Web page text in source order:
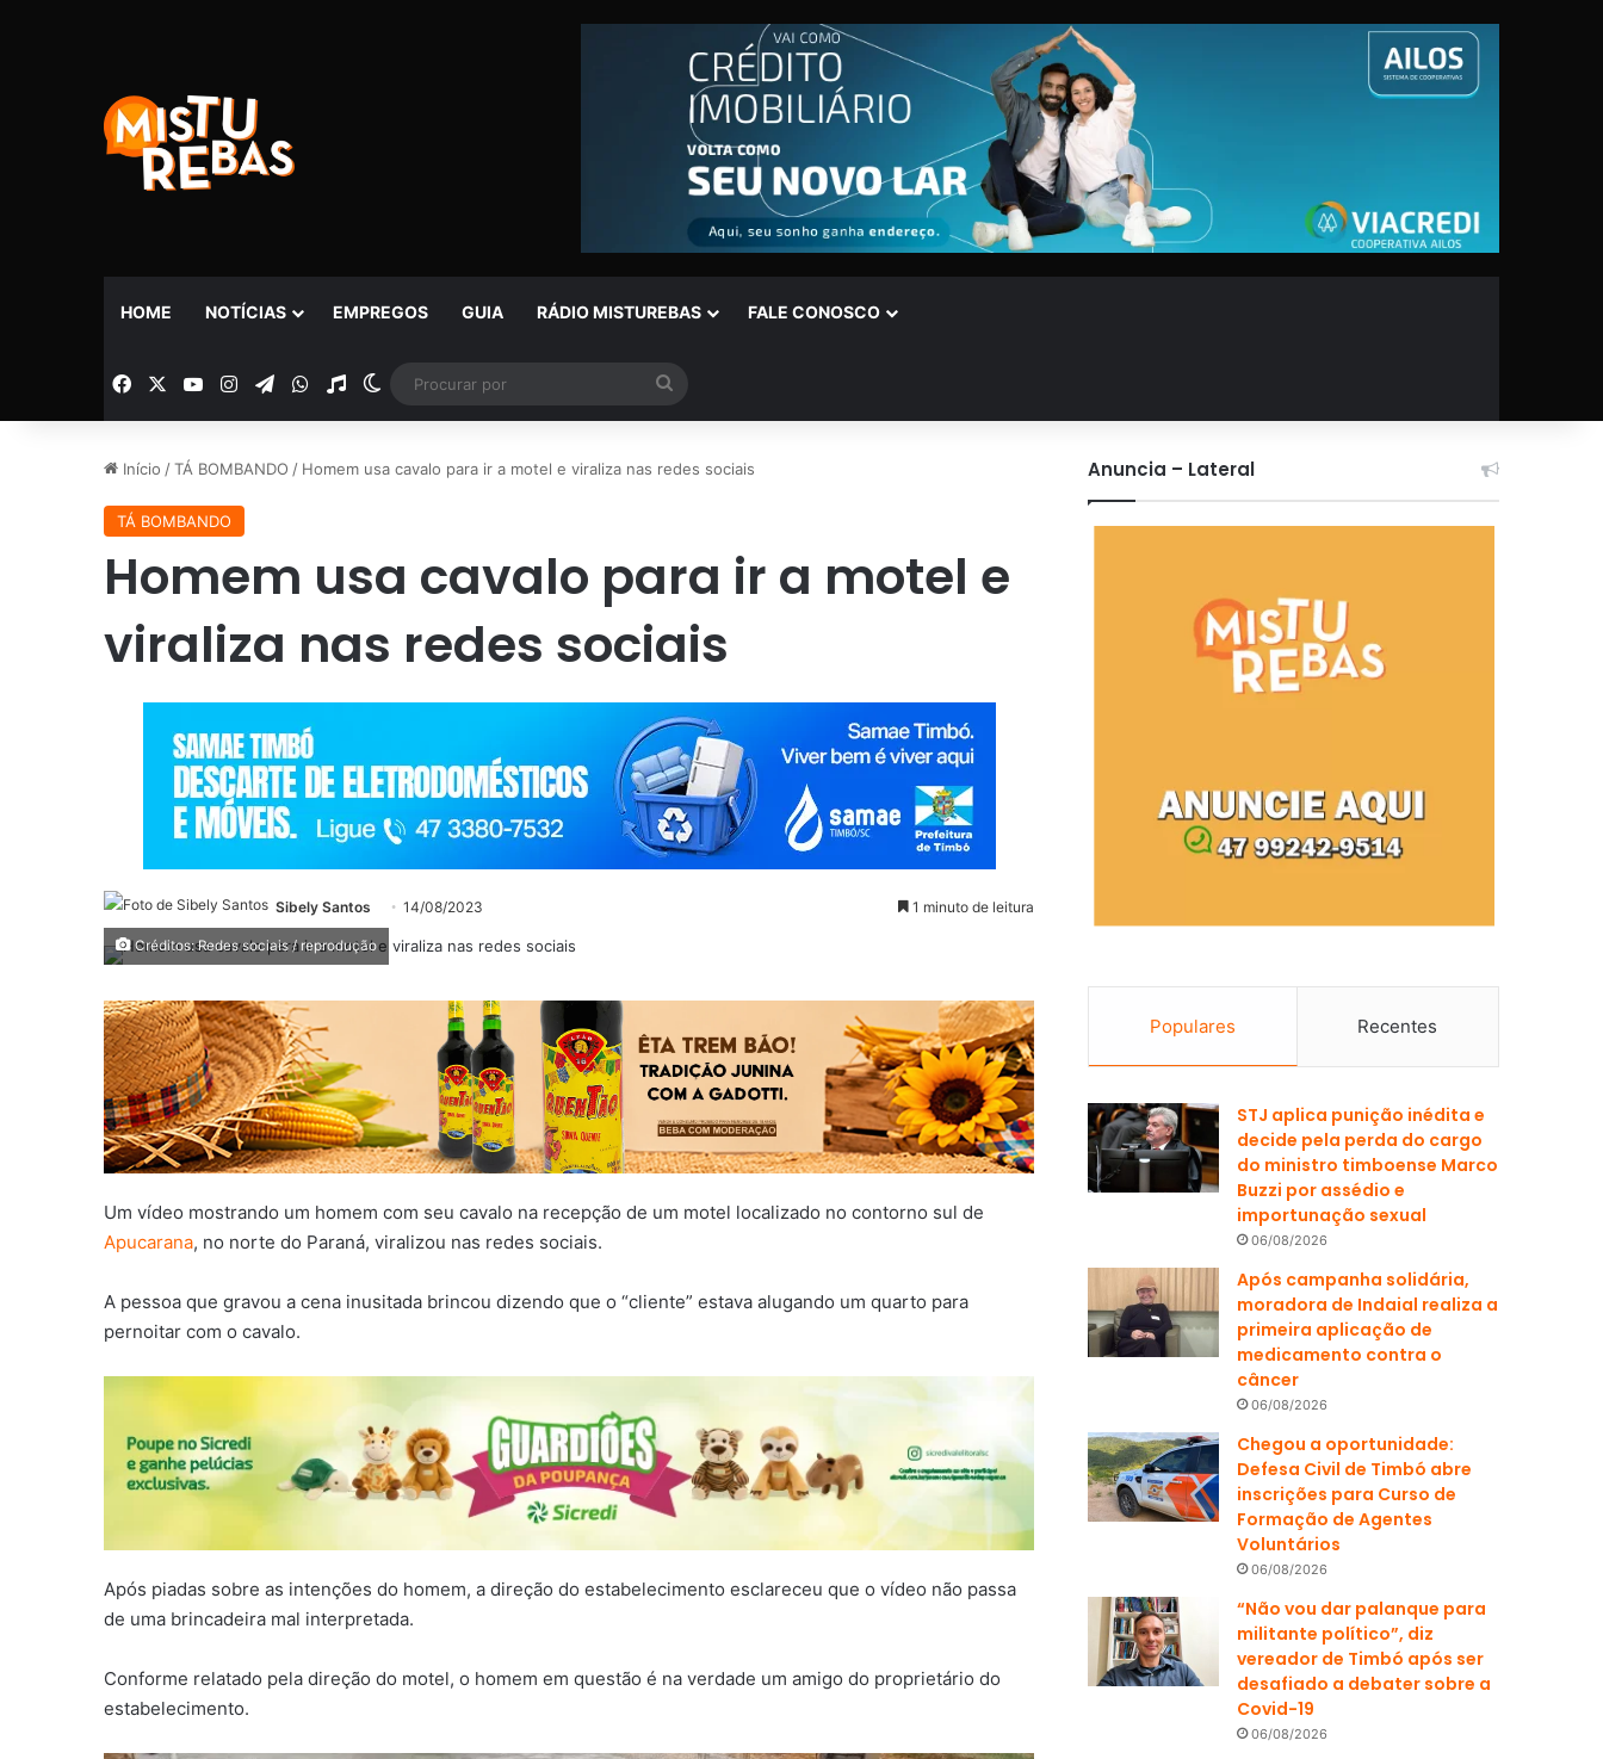
HOME NOTÍCIAS EMPREGOS GUIA RÁDIO MISTUREBAS FALE CONOSCO
Facebook YouTubeInstagramTelegramWhatsApp
Rádio Switch skin
por
Início /TÁ BOMBANDO / Homem usa cavalo para ir a motel e viraliza nas redes sociais
TÁ BOMBANDO
Homem usa cavalo para ir a motel e
viraliza nas redes sociais
Sibely Santos 14/08/2023 1 minuto de leitura
Créditos: Redes sociais / reprodução
Um vídeo mostrando um homem com seu cavalo na recepção de um motel localizado no contorno sul de
Apucarana, no norte do Paraná, viralizou nas redes sociais.
A pessoa que gravou a cena inusitada brincou dizendo que o “cliente” estava alugando um quarto para
pernoitar com o cavalo.
Após piadas sobre as intenções do homem, a direção do estabelecimento esclareceu que o vídeo não passa
de uma brincadeira mal interpretada.
Conforme relatado pela direção do motel, o homem em questão é na verdade um amigo do proprietário do
estabelecimento.
Anuncia – Lateral
Populares Recentes
STJ aplica punição inédita e
decide pela perda do cargo
do ministro timboense Marco
Buzzi por assédio e
importunação sexual
06/08/2026
Após campanha solidária,
moradora de Indaial realiza a
primeira aplicação de
medicamento contra o
câncer
06/08/2026
Chegou a oportunidade:
Defesa Civil de Timbó abre
inscrições para Curso de
Formação de Agentes
Voluntários
06/08/2026
“Não vou dar palanque para
militante político”, diz
vereador de Timbó após ser
desafiado a debater sobre a
Covid-19
06/08/2026